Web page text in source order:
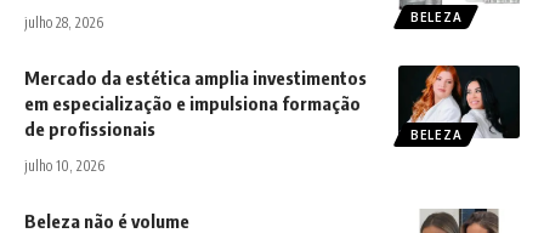
BELEZA
julho 28, 2026
BELEZA
Mercado da estética amplia investimentos
em especialização e impulsiona formação
de profissionais
julho 10, 2026
Beleza não é volume